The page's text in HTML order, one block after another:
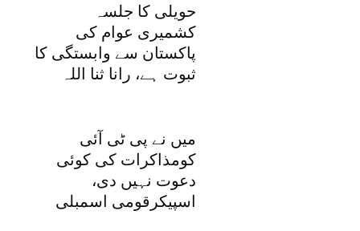
حویلی کا جلسہ
کشمیری عوام کی
پاکستان سے وابستگی کا
ثبوت ہے، رانا ثنا اللہ
میں نے پی ٹی آئی
کومذاکرات کی کوئی
دعوت نہیں دی،
اسپیکرقومی اسمبلی